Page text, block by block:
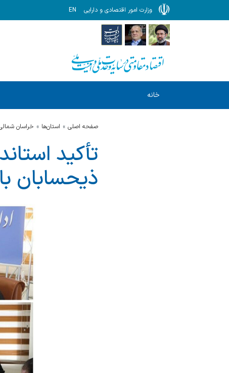
وزارت امور اقتصادی و دارایی EN
خانه
صفحه اصلی استان‌ها خراسان
تأکید
ذیحسابان